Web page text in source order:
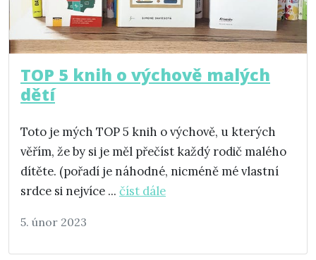
TOP 5 knih o výchově malých
dětí
Toto je mých TOP 5 knih o výchově, u kterých
věřím, že by si je měl přečíst každý rodič malého
dítěte. (pořadí je náhodné, nicméně mé vlastní
srdce si nejvíce ... číst dále
5. únor 2023